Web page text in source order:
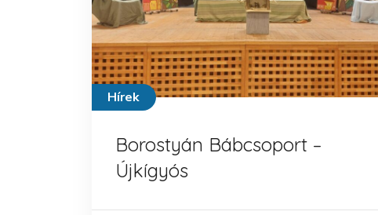
Hírek
Borostyán Bábcsoport –
Újkígyós